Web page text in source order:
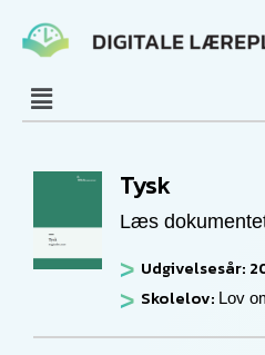
Tysk
Læs
Udgivelsesår:
Skolelov: Lov